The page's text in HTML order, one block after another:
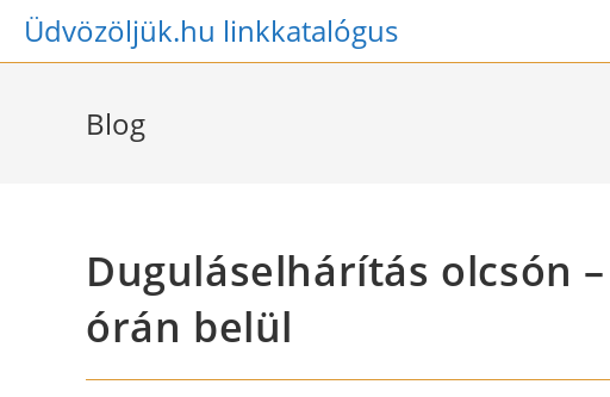
SkipÜdvözöljük.hu linkkatalógus
Blog
Duguláselhárítás olcsón
órán belül